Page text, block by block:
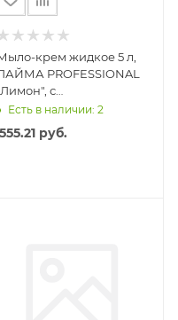
крем жидкое 5 л,
PROFESSIONAL
с
эффектом, 600189
Есть в наличии: 2
555.21руб.